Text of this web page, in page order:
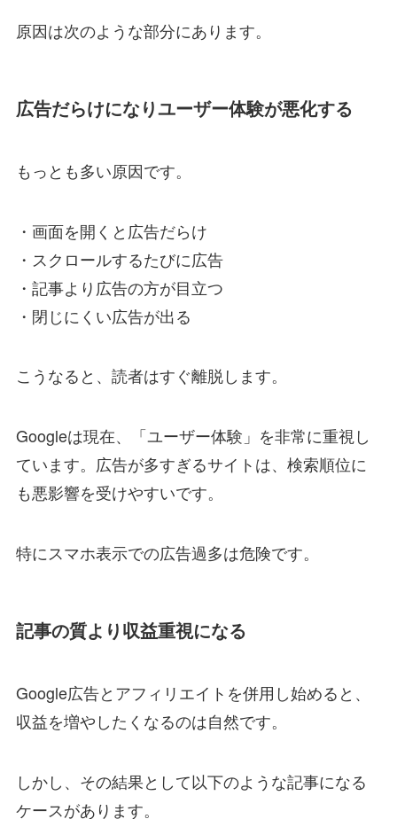
原因は次のような部分にあります。
広告だらけになりユーザー体験が悪化する
もっとも多い原因です。
・画面を開くと広告だらけ
・スクロールするたびに広告
・記事より広告の方が目立つ
・閉じにくい広告が出る
こうなると、読者はすぐ離脱します。
Googleは現在、「ユーザー体験」を非常に重視し
ています。広告が多すぎるサイトは、検索順位に
も悪影響を受けやすいです。
特にスマホ表示での広告過多は危険です。
記事の質より収益重視になる
Google広告とアフィリエイトを併用し始めると、
収益を増やしたくなるのは自然です。
しかし、その結果として以下のような記事になる
ケースがあります。